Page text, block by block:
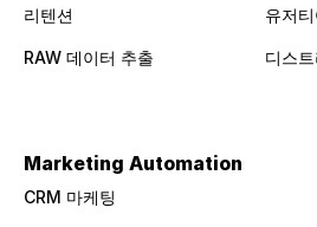
리텐션
RAW 데이터 추출
유저티
디스
Marketing Automation
CRM 마케팅